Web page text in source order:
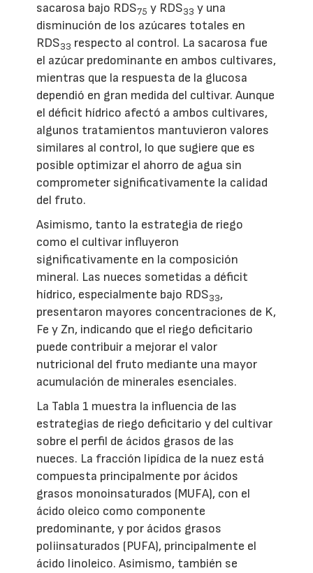
sacarosa bajo RDS75 y RDS33 y una
disminución de los azúcares totales en
RDS33 respecto al control. La sacarosa fue
el azúcar predominante en ambos cultivares,
mientras que la respuesta de la glucosa
dependió en gran medida del cultivar. Aunque
el déficit hídrico afectó a ambos cultivares,
algunos tratamientos mantuvieron valores
similares al control, lo que sugiere que es
posible optimizar el ahorro de agua sin
comprometer significativamente la calidad
del fruto.
Asimismo, tanto la estrategia de riego
como el cultivar influyeron
significativamente en la composición
mineral. Las nueces sometidas a déficit
hídrico, especialmente bajo RDS33,
presentaron mayores concentraciones de K,
Fe y Zn, indicando que el riego deficitario
puede contribuir a mejorar el valor
nutricional del fruto mediante una mayor
acumulación de minerales esenciales.
La Tabla 1 muestra la influencia de las
estrategias de riego deficitario y del cultivar
sobre el perfil de ácidos grasos de las
nueces. La fracción lipídica de la nuez está
compuesta principalmente por ácidos
grasos monoinsaturados (MUFA), con el
ácido oleico como componente
predominante, y por ácidos grasos
poliinsaturados (PUFA), principalmente el
ácido linoleico. Asimismo, también se